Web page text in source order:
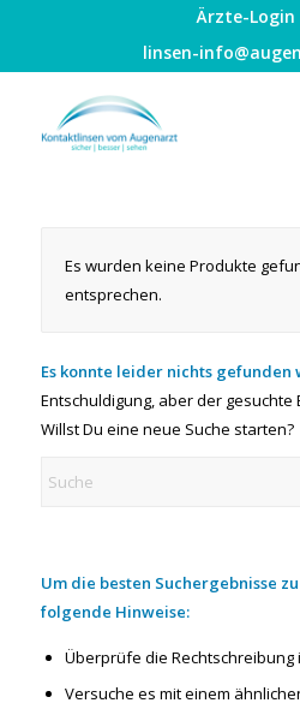
Ärzte-Login
linsen-
Es wurden keine Produkte
entsprechen.
Es konnte leider nichts gefunden
Entschuldigung, aber der gesuchte
Willst Du eine neue Suche starten?
Um die besten Suchergebnisse
folgende Hinweise:
Überprüfe die Rechtschreibung
Versuche es mit einem